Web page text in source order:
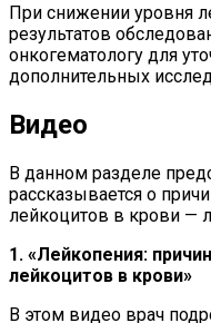
При снижении уровня
результатов
онкогематологу для
дополнительных
Видео
В данном разделе
рассказывается о
лейкоцитов в крови —
1. «Лейкопения:
лейкоцитов в крови»
В этом видео врач